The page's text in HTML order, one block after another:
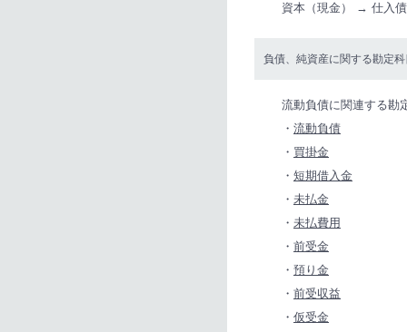
資本（現金） → 仕入
負債、純資産に関する勘定
流動負債に関連する勘
・ 流動負債
・ 買掛金
・ 短期借入金
・ 未払金
・ 未払費用
・ 前受金
・ 預り金
・ 前受収益
・ 仮受金